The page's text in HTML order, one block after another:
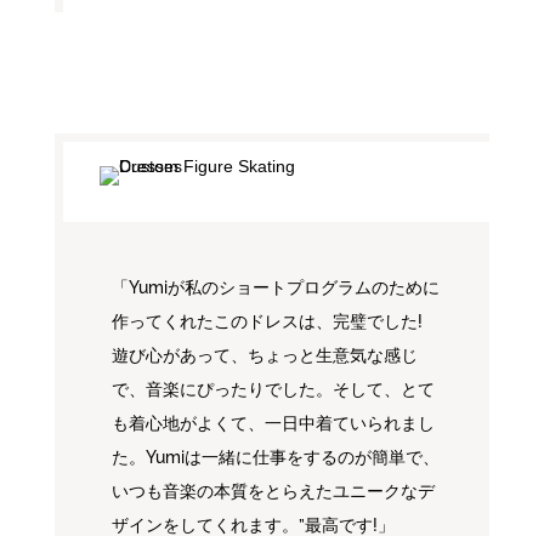
「Yumiが私のショートプログラムのために
作ってくれたこのドレスは、完璧でした!
遊び心があって、ちょっと生意気な感じ
で、音楽にぴったりでした。そして、とて
も着心地がよくて、一日中着ていられまし
た。Yumiは一緒に仕事をするのが簡単で、
いつも音楽の本質をとらえたユニークなデ
ザインをしてくれます。”最高です!」